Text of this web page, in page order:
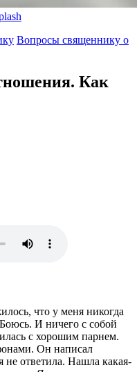
Вопросы священнику о
Как
что у меня никогда
И ничего с собой
с хорошим парнем.
Он написал
ответила. Нашла какая-